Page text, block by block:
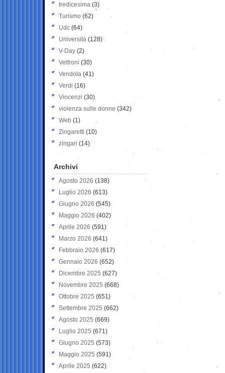
tredicesima (3)
Turismo (62)
Udc (64)
Università (128)
V-Day (2)
Veltroni (30)
Vendola (41)
Verdi (16)
Vincenzi (30)
violenza sulle donne (342)
Web (1)
Zingaretti (10)
zingari (14)
Archivi
Agosto 2026 (138)
Luglio 2026 (613)
Giugno 2026 (545)
Maggio 2026 (402)
Aprile 2026 (591)
Marzo 2026 (641)
Febbraio 2026 (617)
Gennaio 2026 (652)
Dicembre 2025 (627)
Novembre 2025 (668)
Ottobre 2025 (651)
Settembre 2025 (662)
Agosto 2025 (669)
Luglio 2025 (671)
Giugno 2025 (573)
Maggio 2025 (591)
Aprile 2025 (622)